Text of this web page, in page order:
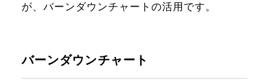
が、バーンダウンチャートの活用です。
バーンダウンチャート